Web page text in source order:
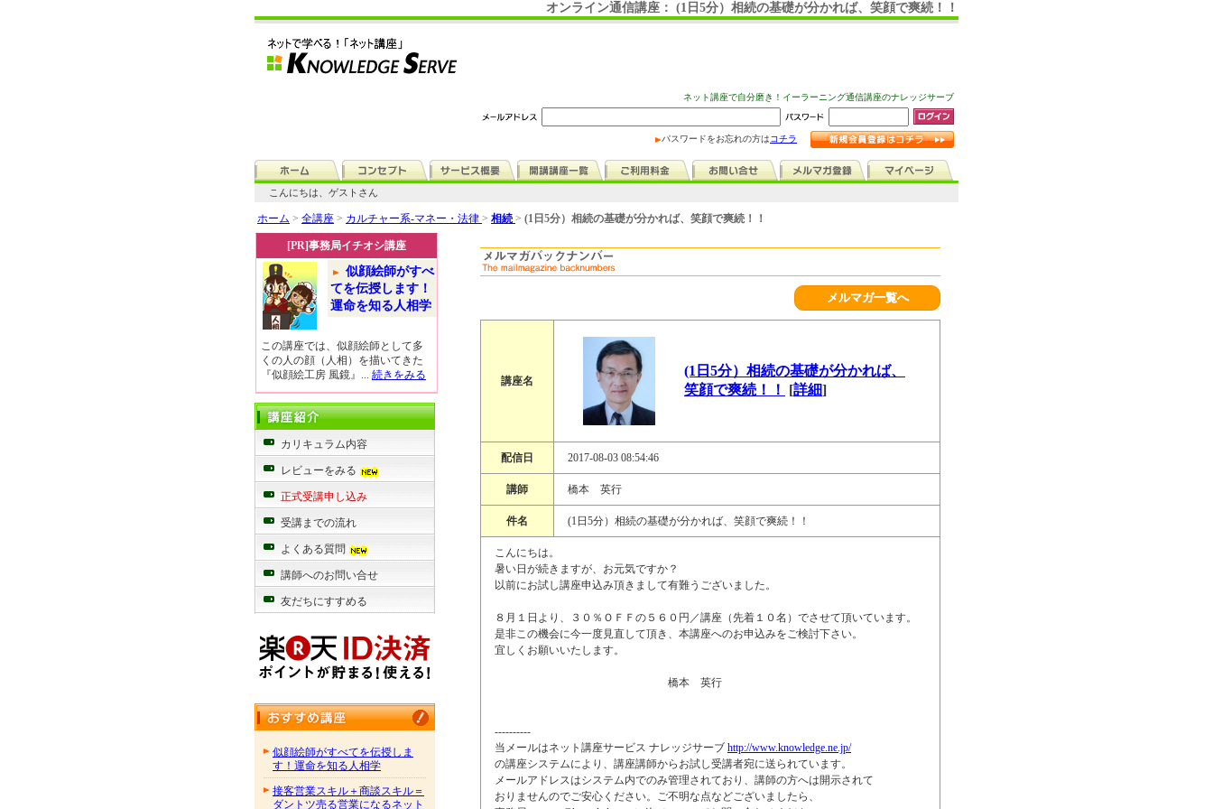
オンライン通信講座： (1日5分）相続の基礎が分かれば、笑顔で爽続！！
ネット講座で自分磨き！イーラーニング通信講座のナレッジサーブ
パスワードをお忘れの方はコチラ
こんにちは、ゲストさん
ホーム > 全講座 > カルチャー系-マネー・法律 > 相続 > (1日5分）相続の基礎が分かれば、笑顔で爽続！！
[PR]事務局イチオシ講座
似顔絵師がすべ
てを伝授します！
運命を知る人相学
この講座では、似顔絵師として多
くの人の顔（人相）を描いてきた
『似顔絵工房 風鏡』... 続きをみる
カリキュラム内容
レビューをみる
正式受講申し込み
受講までの流れ
よくある質問
講師へのお問い合せ
友だちにすすめる
似顔絵師がすべてを伝授しま
す！運命を知る人相学
接客営業スキル＋商談スキル＝
ダントツ売る営業になるネット
メルマガ一覧へ
講座名
(1日5分）相続の基礎が分かれば、
笑顔で爽続！！
[詳細]
配信日 2017-08-03 08:54:46
講師 橋本 英行
件名 (1日5分）相続の基礎が分かれば、笑顔で爽続！！
こんにちは。
暑い日が続きますが、お元気ですか？
以前にお試し講座申込み頂きまして有難うございました。
８月１日より、３０％ＯＦＦの５６０円／講座（先着１０名）でさせて頂いています。
是非この機会に今一度見直して頂き、本講座へのお申込みをご検討下さい。
宜しくお願いいたします。
橋本 英行
----------
当メールはネット講座サービス ナレッジサーブ http://www.knowledge.ne.jp/
の講座システムにより、講座講師からお試し受講者宛に送られています。
メールアドレスはシステム内でのみ管理されており、講師の方へは開示されて
おりませんのでご安心ください。ご不明な点などございましたら、